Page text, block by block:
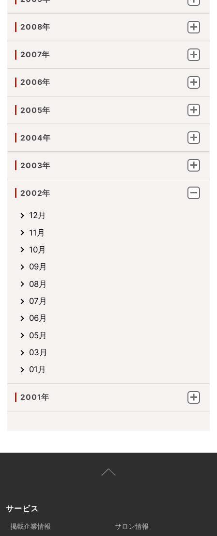
2008年
2007年
2006年
2005年
2004年
2003年
2002年
12月
11月
10月
09月
08月
07月
06月
05月
03月
01月
2001年
サービス
掲載企業情報 サロン情報